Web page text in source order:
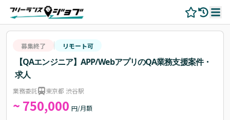
募集終了 リモート可
【QAエンジニア】APP/WebアプリのQA業務支援案件・
求人
業務委託 東京都 渋谷駅
~ 750,000 円/月額